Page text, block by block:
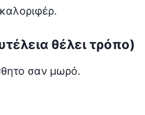
θέλει τρόπο)
σαν μωρό.